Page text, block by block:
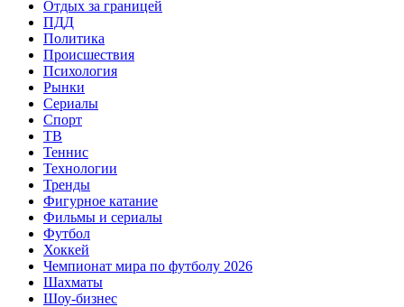
Отдых за границей
ПДД
Политика
Происшествия
Психология
Рынки
Сериалы
Спорт
ТВ
Теннис
Технологии
Тренды
Фигурное катание
Фильмы и сериалы
Футбол
Хоккей
Чемпионат мира по футболу 2026
Шахматы
Шоу-бизнес